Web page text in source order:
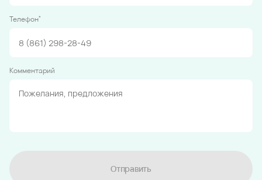
Телефон*
Комментарий
Отправить